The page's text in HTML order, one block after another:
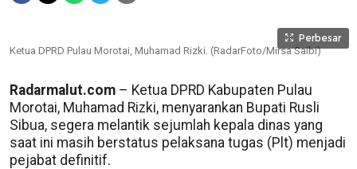
Perbesar
Ketua DPRD Pulau Morotai, Muhamad Rizki. (RadarFoto/Mirsa Saibi)
Radarmalut.com – Ketua DPRD Kabupaten Pulau
Morotai, Muhamad Rizki, menyarankan Bupati Rusli
Sibua, segera melantik sejumlah kepala dinas yang
saat ini masih berstatus pelaksana tugas (Plt) menjadi
pejabat definitif.